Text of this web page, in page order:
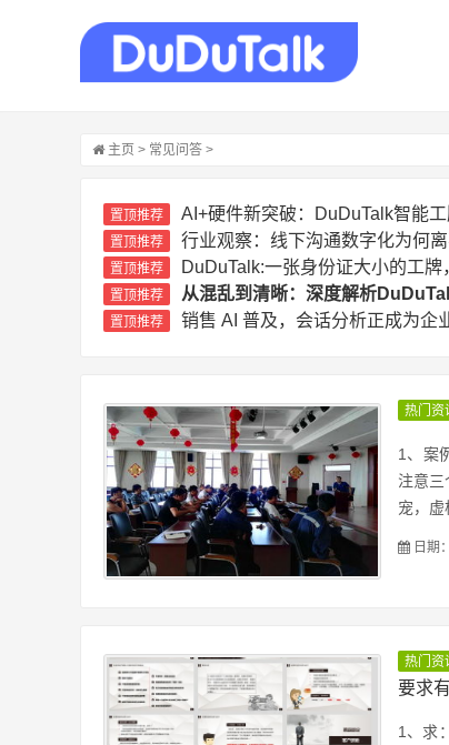
主页 > 常见问答 >
置顶推荐 AI+硬件新突破：DuDuTalk智能
置顶推荐 行业观察：线下沟通数字化为何离
置顶推荐 DuDuTalk:一张身份证大小的工
置顶推荐 从混乱到清晰：深度解析
置顶推荐 销售 AI 普及，会话分析正成为企
热门资
1、案
注意
宠，虚
日期
热门资
要求
1、求